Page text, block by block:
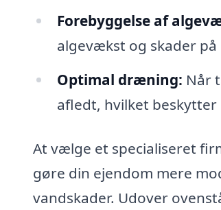
Forebyggelse af
algevækst og skader
Optimal dræning: Når
afledt, hvilket
At vælge et specialiseret
gøre din ejendom mere
vandskader. Udover